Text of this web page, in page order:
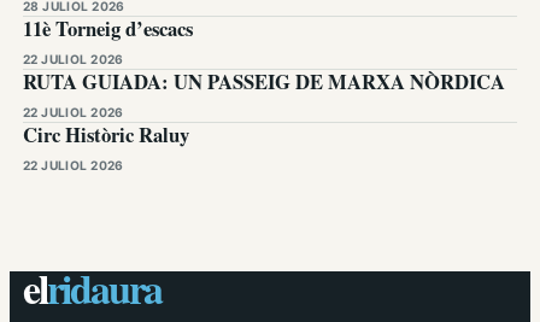
28 JULIOL 2026
11è Torneig d’escacs
22 JULIOL 2026
RUTA GUIADA: UN PASSEIG DE MARXA NÒRDICA
22 JULIOL 2026
Circ Històric Raluy
22 JULIOL 2026
elridaura